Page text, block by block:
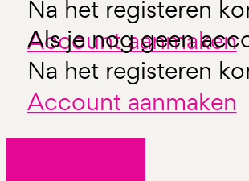
Na het registeren
Account aanmaken
Als je nog geen
Na het registeren
Account aanmaken